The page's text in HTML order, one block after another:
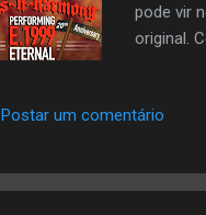
pode vir
original.
Postar um comentário